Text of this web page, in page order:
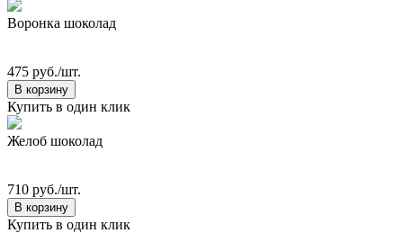
Воронка шоколад
475 руб./шт.
В корзину
Купить в один клик
Желоб шоколад
710 руб./шт.
В корзину
Купить в один клик